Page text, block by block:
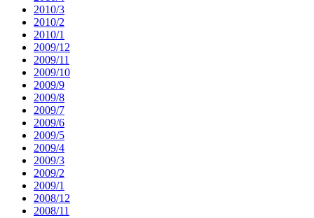
2010/3
2010/2
2010/1
2009/12
2009/11
2009/10
2009/9
2009/8
2009/7
2009/6
2009/5
2009/4
2009/3
2009/2
2009/1
2008/12
2008/11